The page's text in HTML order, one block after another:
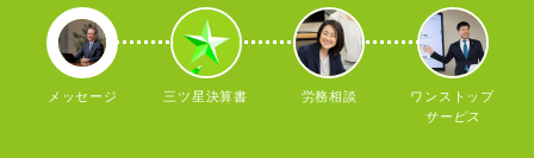
メッセージ 三ツ星決算書 労務相談
ワンストップ
サービス